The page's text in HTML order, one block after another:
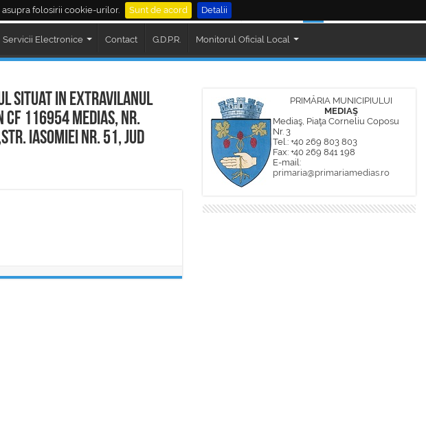
folosirii cookie-urilor. Sunt de acord Detalii
LIVE ședințe Consiliul Local Mediaș Cautare
Servicii Electronice Contact G.D.P.R. Monitorul Oficial Local
situat in extravilanul
116954 Medias, nr.
iasomiei nr. 51, jud
PRIMĂRIA MUNICIPIULUI
MEDIAŞ
Mediaş, Piaţa Corneliu Coposu
Nr. 3
Tel.: +40 269 803 803
Fax: +40 269 841 198
E-mail:
primaria@primariamedias.ro